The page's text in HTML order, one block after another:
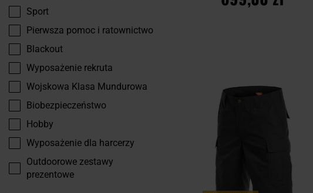
Sport
Pierwsza pomoc i ratownictwo
Blackout
Wyposażenie rekruta
Wojskowa Klasa Mundurowa
Biobezpieczeństwo
Hobby
Wyposażenie dla harcerzy
Outdoorowe zestawy
prezentowe